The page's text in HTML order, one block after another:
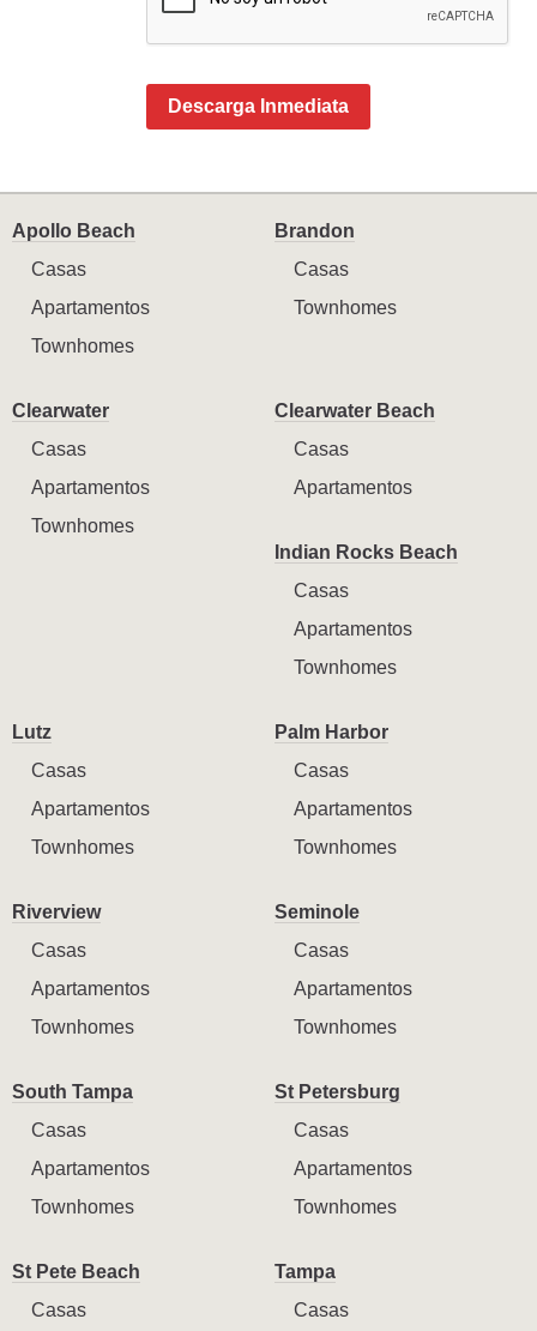
Descarga Inmediata
Apollo Beach
Casas
Apartamentos
Townhomes
Brandon
Casas
Townhomes
Clearwater
Casas
Apartamentos
Townhomes
Clearwater Beach
Casas
Apartamentos
Indian Rocks Beach
Casas
Apartamentos
Townhomes
Lutz
Casas
Apartamentos
Townhomes
Palm Harbor
Casas
Apartamentos
Townhomes
Riverview
Casas
Apartamentos
Townhomes
Seminole
Casas
Apartamentos
Townhomes
South Tampa
Casas
Apartamentos
Townhomes
St Petersburg
Casas
Apartamentos
Townhomes
St Pete Beach
Casas
Tampa
Casas